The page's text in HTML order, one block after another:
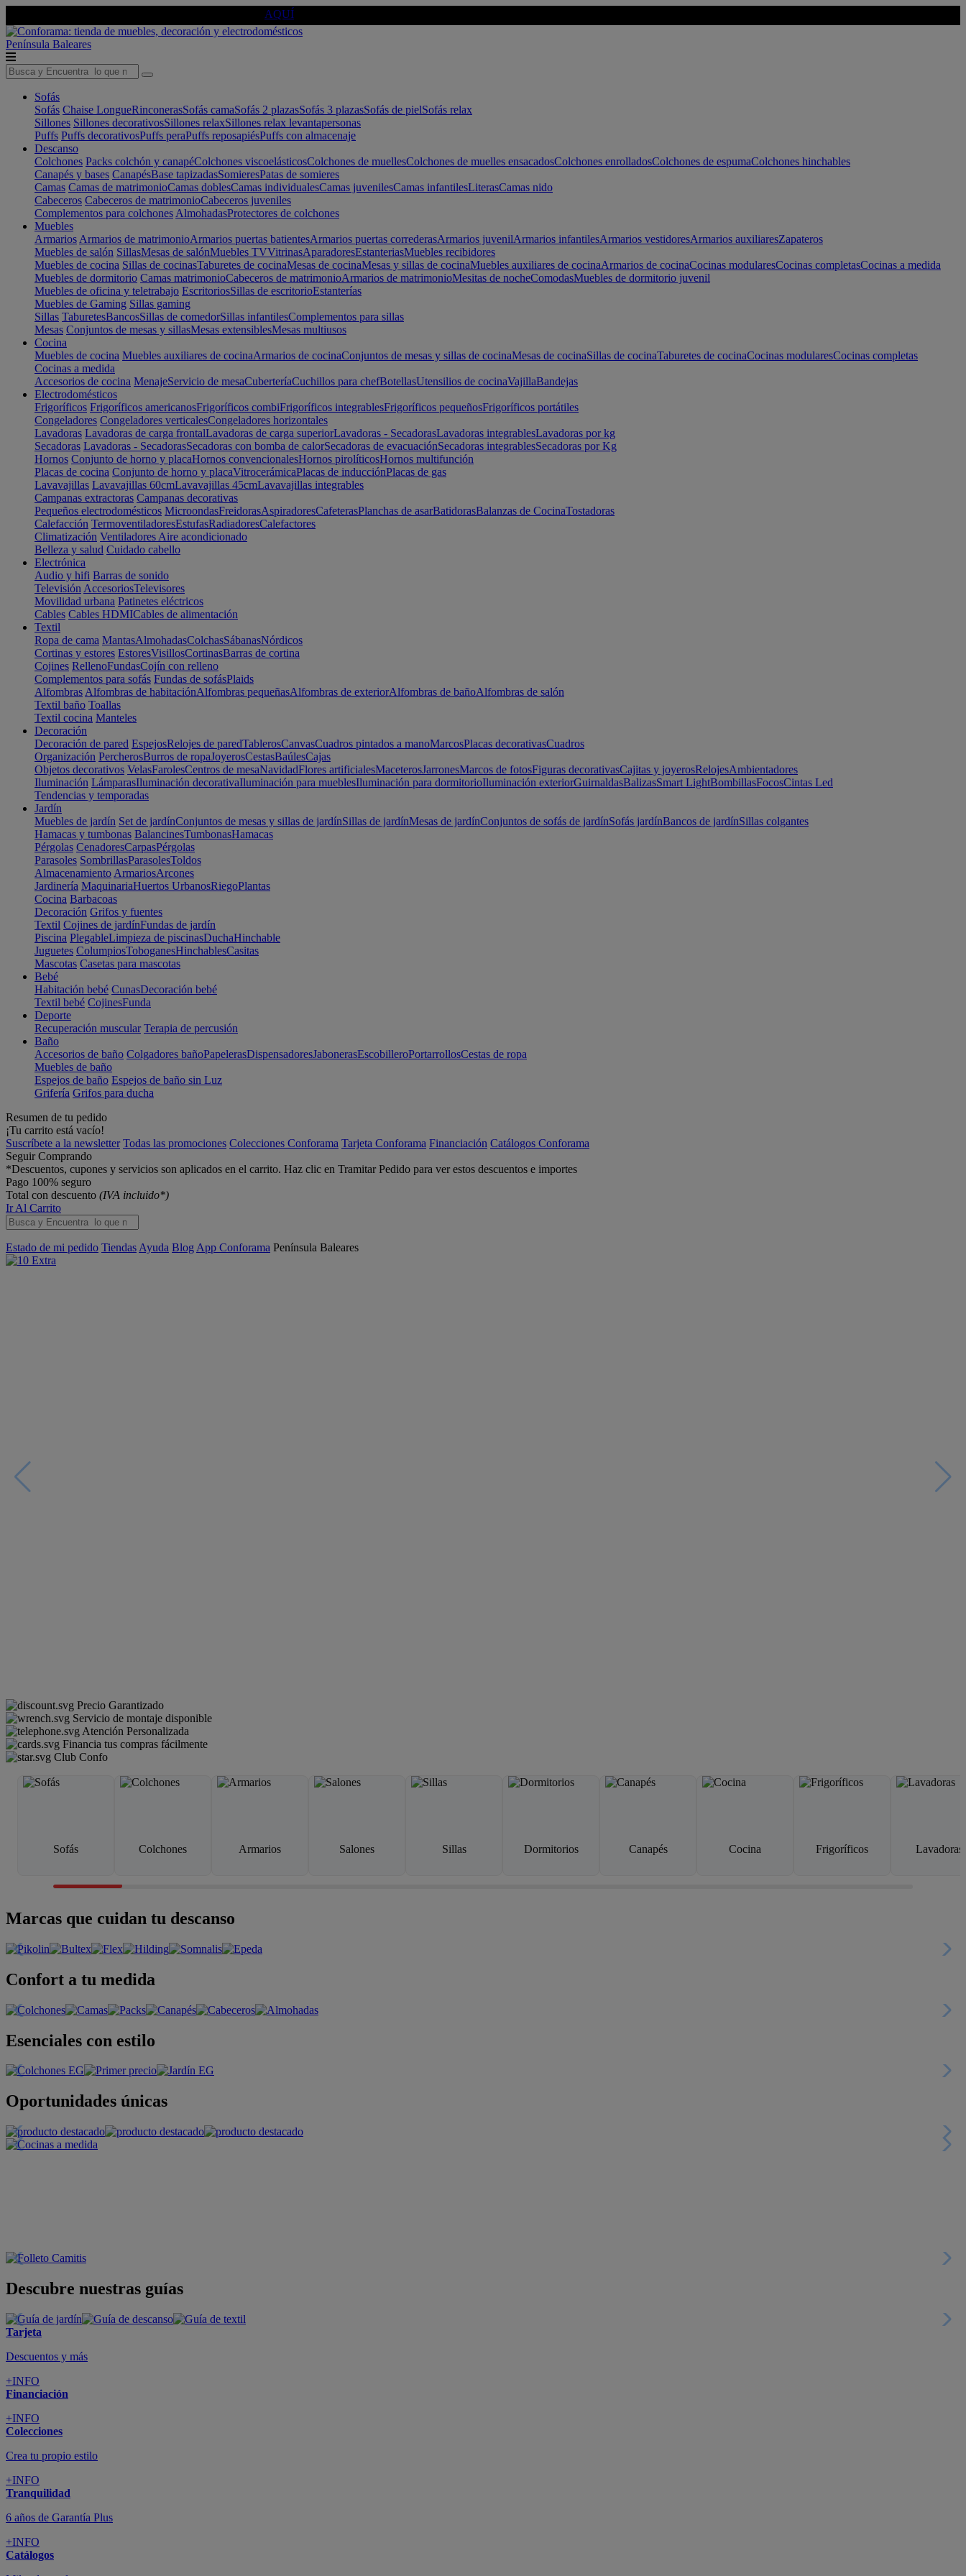
AQUÍ
Península Baleares
Sofás
Sofás Chaise LongueRinconerasSofás camaSofás 2 plazasSofás 3 plazasSofás de pielSofás relax
Sillones Sillones decorativosSillones relaxSillones relax levantapersonas
Puffs Puffs decorativosPuffs peraPuffs reposapiésPuffs con almacenaje
Descanso
Colchones Packs colchón y canapéColchones viscoelásticosColchones de muellesColchones de muelles ensacadosColchones enrolladosColchones de espumaColchones hinchables
Canapés y bases CanapésBase tapizadasSomieresPatas de somieres
Camas Camas de matrimonioCamas doblesCamas individualesCamas juvenilesCamas infantilesLiterasCamas nido
Cabeceros Cabeceros de matrimonioCabeceros juveniles
Complementos para colchones AlmohadasProtectores de colchones
Muebles
Armarios Armarios de matrimonioArmarios puertas batientesArmarios puertas correderasArmarios juvenilArmarios infantilesArmarios vestidoresArmarios auxiliaresZapateros
Muebles de salón SillasMesas de salónMuebles TVVitrinasAparadoresEstanteriasMuebles recibidores
Muebles de cocina Sillas de cocinasTaburetes de cocinaMesas de cocinaMesas y sillas de cocinaMuebles auxiliares de cocinaArmarios de cocinaCocinas modularesCocinas completasCocinas a medida
Muebles de dormitorio Camas matrimonioCabeceros de matrimonioArmarios de matrimonioMesitas de nocheComodasMuebles de dormitorio juvenil
Muebles de oficina y teletrabajo EscritoriosSillas de escritorioEstanterías
Muebles de Gaming Sillas gaming
Sillas TaburetesBancosSillas de comedorSillas infantilesComplementos para sillas
Mesas Conjuntos de mesas y sillasMesas extensiblesMesas multiusos
Cocina
Muebles de cocina Muebles auxiliares de cocinaArmarios de cocinaConjuntos de mesas y sillas de cocinaMesas de cocinaSillas de cocinaTaburetes de cocinaCocinas modularesCocinas completas
Cocinas a medida
Accesorios de cocina MenajeServicio de mesaCuberteríaCuchillos para chefBotellasUtensilios de cocinaVajillaBandejas
Electrodomésticos
Frigoríficos Frigoríficos americanosFrigoríficos combiFrigoríficos integrablesFrigoríficos pequeñosFrigoríficos portátiles
Congeladores Congeladores verticalesCongeladores horizontales
Lavadoras Lavadoras de carga frontalLavadoras de carga superiorLavadoras - SecadorasLavadoras integrablesLavadoras por kg
Secadoras Lavadoras - SecadorasSecadoras con bomba de calorSecadoras de evacuaciónSecadoras integrablesSecadoras por Kg
Hornos Conjunto de horno y placaHornos convencionalesHornos pirolíticosHornos multifunción
Placas de cocina Conjunto de horno y placaVitrocerámicaPlacas de inducciónPlacas de gas
Lavavajillas Lavavajillas 60cmLavavajillas 45cmLavavajillas integrables
Campanas extractoras Campanas decorativas
Pequeños electrodomésticos MicroondasFreidorasAspiradoresCafeterasPlanchas de asarBatidorasBalanzas de CocinaTostadoras
Calefacción TermoventiladoresEstufasRadiadoresCalefactores
Climatización Ventiladores Aire acondicionado
Belleza y salud Cuidado cabello
Electrónica
Audio y hifi Barras de sonido
Televisión AccesoriosTelevisores
Movilidad urbana Patinetes eléctricos
Cables Cables HDMICables de alimentación
Textil
Ropa de cama MantasAlmohadasColchasSábanasNórdicos
Cortinas y estores EstoresVisillosCortinasBarras de cortina
Cojines RellenoFundasCojín con relleno
Complementos para sofás Fundas de sofásPlaids
Alfombras Alfombras de habitaciónAlfombras pequeñasAlfombras de exteriorAlfombras de bañoAlfombras de salón
Textil baño Toallas
Textil cocina Manteles
Decoración
Decoración de pared EspejosRelojes de paredTablerosCanvasCuadros pintados a manoMarcosPlacas decorativasCuadros
Organización PercherosBurros de ropaJoyerosCestasBaúlesCajas
Objetos decorativos VelasFarolesCentros de mesaNavidadFlores artificialesMaceterosJarronesMarcos de fotosFiguras decorativasCajitas y joyerosRelojesAmbientadores
Iluminación LámparasIluminación decorativaIluminación para mueblesIluminación para dormitorioIluminación exteriorGuirnaldasBalizasSmart LightBombillasFocosCintas Led
Tendencias y temporadas
Jardín
Muebles de jardín Set de jardínConjuntos de mesas y sillas de jardínSillas de jardínMesas de jardínConjuntos de sofás de jardínSofás jardínBancos de jardínSillas colgantes
Hamacas y tumbonas BalancinesTumbonasHamacas
Pérgolas CenadoresCarpasPérgolas
Parasoles SombrillasParasolesToldos
Almacenamiento ArmariosArcones
Jardinería MaquinariaHuertos UrbanosRiegoPlantas
Cocina Barbacoas
Decoración Grifos y fuentes
Textil Cojines de jardínFundas de jardín
Piscina PlegableLimpieza de piscinasDuchaHinchable
Juguetes ColumpiosToboganesHinchablesCasitas
Mascotas Casetas para mascotas
Bebé
Habitación bebé CunasDecoración bebé
Textil bebé CojinesFunda
Deporte
Recuperación muscular Terapia de percusión
Baño
Accesorios de baño Colgadores bañoPapelerasDispensadoresJabonerasEscobilleroPortarrollosCestas de ropa
Muebles de baño
Espejos de baño Espejos de baño sin Luz
Grifería Grifos para ducha
Resumen de tu pedido
¡Tu carrito está vacío!
Suscríbete a la newsletter Todas las promociones Colecciones Conforama Tarjeta Conforama Financiación Catálogos Conforama
Seguir Comprando
*Descuentos, cupones y servicios son aplicados en el carrito. Haz clic en Tramitar Pedido para ver estos descuentos e importes
Pago 100% seguro
Total con descuento (IVA incluido*)
Ir Al Carrito
Estado de mi pedido Tiendas Ayuda Blog App Conforama Península Baleares
Precio Garantizado
Servicio de montaje disponible
Atención Personalizada
Financia tus compras fácilmente
Club Confo
Sofás Colchones Armarios Salones Sillas Dormitorios Canapés Cocina Frigoríficos Lavadoras
Marcas que cuidan tu descanso
Confort a tu medida
Esenciales con estilo
Oportunidades únicas
Descubre nuestras guías
Tarjeta
Descuentos y más
+INFO
Financiación
+INFO
Colecciones
Crea tu propio estilo
+INFO
Tranquilidad
6 años de Garantía Plus
+INFO
Catálogos